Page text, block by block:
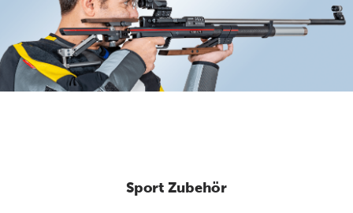
Sport Zubehör